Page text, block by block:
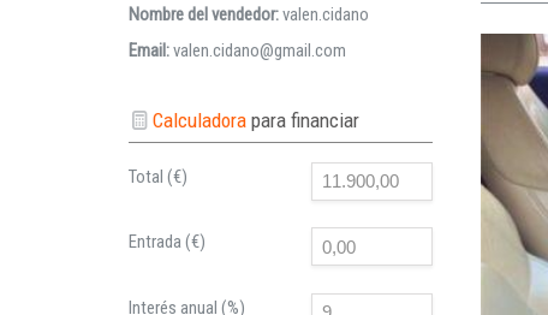
Nombre del vendedor:valen.cidano
Email:valen.cidano@gmail.com
Calculadorapara financiar
Total (€)
Entrada (€)
Interés anual (%)